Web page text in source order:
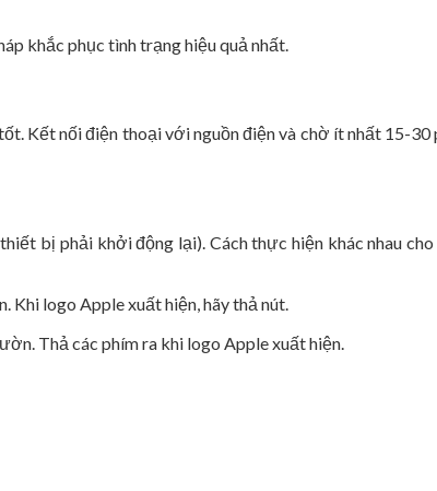
khắc phục tình trạng hiệu quả nhất.
Kết nối điện thoại với nguồn điện và chờ ít nhất 15-
bị phải khởi động lại). Cách thực hiện khác nhau
Khi logo Apple xuất hiện, hãy thả nút.
Thả các phím ra khi logo Apple xuất hiện.